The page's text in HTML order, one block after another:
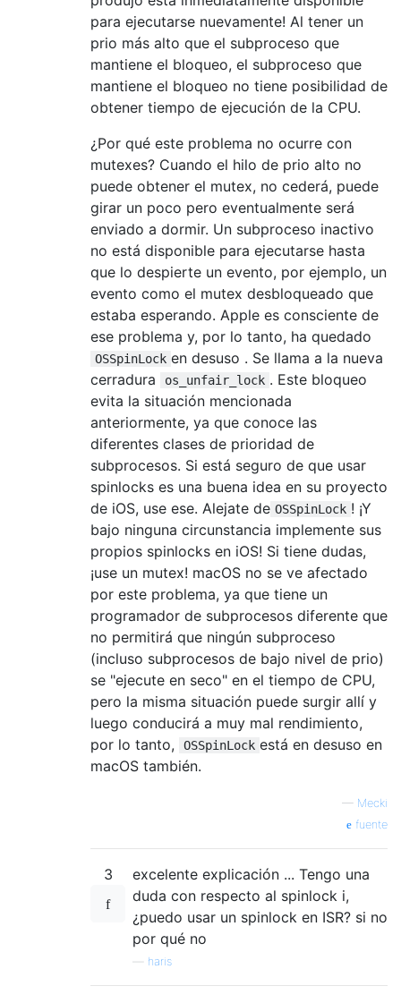
para ejecutarse nuevamente! Al tener un
prio más alto que el subproceso que
mantiene el bloqueo, el subproceso que
mantiene el bloqueo no tiene posibilidad de
obtener tiempo de ejecución de la CPU.
¿Por qué este problema no ocurre con
mutexes? Cuando el hilo de prio alto no
puede obtener el mutex, no cederá, puede
girar un poco pero eventualmente será
enviado a dormir. Un subproceso inactivo
no está disponible para ejecutarse hasta
que lo despierte un evento, por ejemplo, un
evento como el mutex desbloqueado que
estaba esperando. Apple es consciente de
ese problema y, por lo tanto, ha quedado
OSSpinLock en desuso . Se llama a la nueva
cerradura
os_unfair_lock . Este bloqueo
evita la situación mencionada
anteriormente, ya que conoce las
diferentes clases de prioridad de
subprocesos. Si está seguro de que usar
spinlocks es una buena idea en su proyecto
de iOS, use ese. Alejate de OSSpinLock ! ¡Y
bajo ninguna circunstancia implemente sus
propios spinlocks en iOS! Si tiene dudas,
¡use un mutex! macOS no se ve afectado
por este problema, ya que tiene un
programador de subprocesos diferente que
no permitirá que ningún subproceso
(incluso subprocesos de bajo nivel de prio)
se "ejecute en seco" en el tiempo de CPU,
pero la misma situación puede surgir allí y
luego conducirá a muy mal rendimiento,
por lo tanto,
OSSpinLock está en desuso en
macOS también.
— Mecki
fuente
3
excelente explicación ... Tengo una
duda con respecto al spinlock i,
¿puedo usar un spinlock en ISR? si no
por qué no
haris